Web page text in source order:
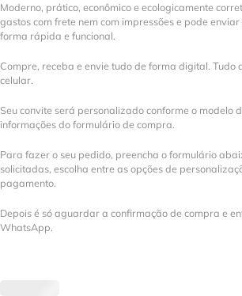
Moderno, prático, econômico e ecologicamente
gastos com frete nem com impressões e pode
forma rápida e funcional.
Compre, receba e envie tudo de forma digital. Tudo
celular.
Seu convite será personalizado conforme o modelo
informações do formulário de compra.
Para fazer o seu pedido, preencha o formulário
solicitadas, escolha entre as opções de
pagamento.
Depois é só aguardar a confirmação de compra e
WhatsApp.